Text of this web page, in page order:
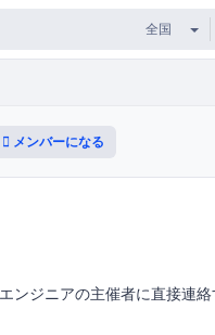
ジニア
メンバーになる
ンジニアの主催者に直接連